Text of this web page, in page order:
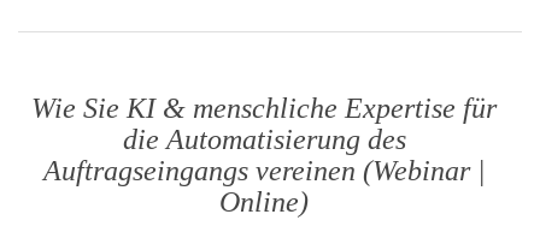
Wie Sie KI & menschliche Expertise für
die Automatisierung des
Auftragseingangs vereinen (Webinar |
Online)